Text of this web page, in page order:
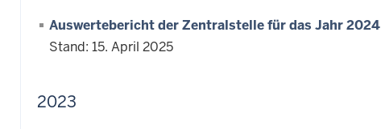
Auswertebericht der Zentralstelle für das Jahr 2024
Stand: 15. April 2025
2023